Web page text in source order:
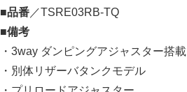
■品番／TSRE03RB-TQ
■備考
・3way ダンピングアジャスター搭載
・別体リザーバタンクモデル